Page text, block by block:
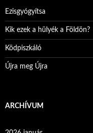
Ezisgyógyítsa
Kik ezek a hülyék a Földön?
Ködpiszkáló
Újra meg Újra
ARCHÍVUM